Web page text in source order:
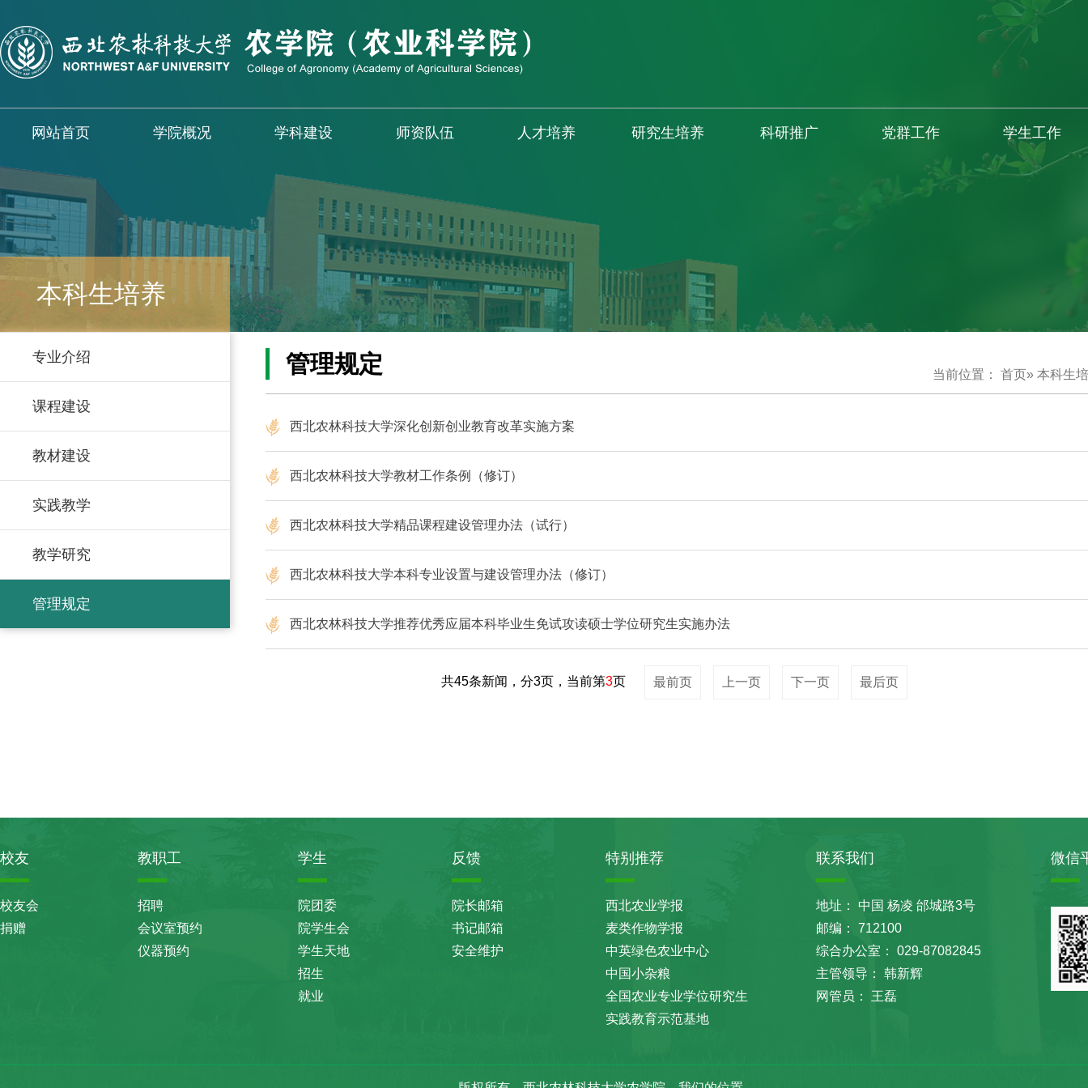
网站首页 学院概况 学科建设 师资队伍 人才培养 研究生培养 科研推广 党群工作 学生工作
本科生培养
专业介绍
课程建设
教材建设
实践教学
教学研究
管理规定
当前位置： 首页» 本科生
管理规定
西北农林科技大学深化创新创业教育改革实施方案
西北农林科技大学教材工作条例（修订）
西北农林科技大学精品课程建设管理办法（试行）
西北农林科技大学本科专业设置与建设管理办法（修订）
西北农林科技大学推荐优秀应届本科毕业生免试攻读硕士学位研究生实施办法
共45条新闻，分3页，当前第3页 最前页 上一页 下一页 最后页
校友
校友会
捐赠
教职工
招聘
会议室预约
仪器预约
学生
院团委
院学生会
学生天地
招生
就业
反馈
院长邮箱
书记邮箱
安全维护
特别推荐
西北农业学报
麦类作物学报
中英绿色农业中心
中国小杂粮
全国农业专业学位研究生
实践教育示范基地
联系我们
地址： 中国 杨凌 邰城路3号
邮编： 712100
综合办公室： 029-87082845
主管领导： 韩新辉
网管员： 王磊
微信